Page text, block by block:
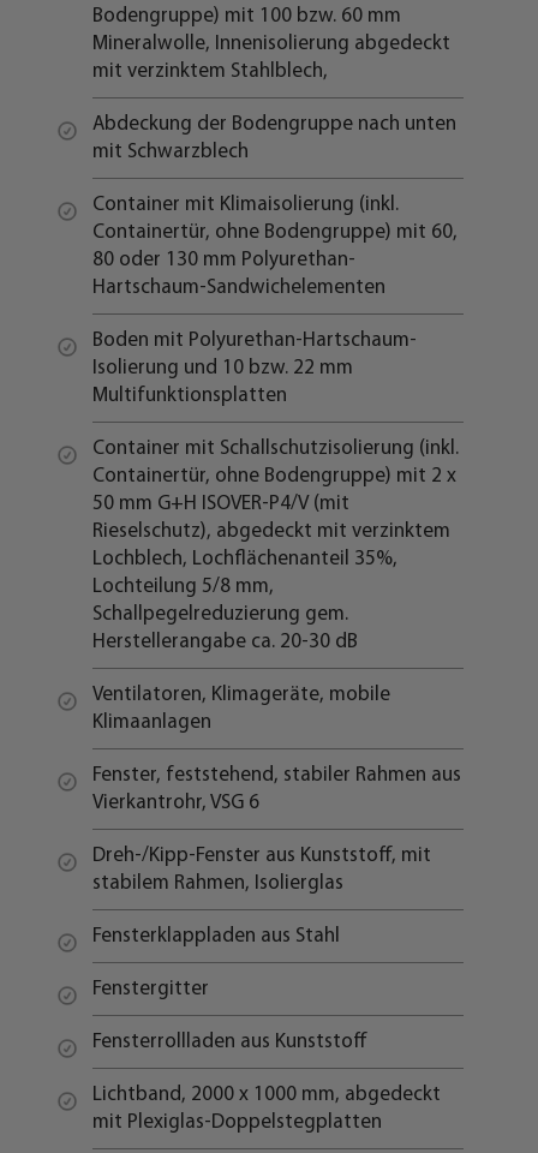
Bodengruppe) mit 100 bzw. 60 mm
Mineralwolle, Innenisolierung abgedeckt
mit verzinktem Stahlblech,
Abdeckung der Bodengruppe nach unten
mit Schwarzblech
Container mit Klimaisolierung (inkl.
Containertür, ohne Bodengruppe) mit 60,
80 oder 130 mm Polyurethan-
Hartschaum-Sandwichelementen
Boden mit Polyurethan-Hartschaum-
Isolierung und 10 bzw. 22 mm
Multifunktionsplatten
Container mit Schallschutzisolierung (inkl.
Containertür, ohne Bodengruppe) mit 2 x
50 mm G+H ISOVER-P4/V (mit
Rieselschutz), abgedeckt mit verzinktem
Lochblech, Lochflächenanteil 35%,
Lochteilung 5/8 mm,
Schallpegelreduzierung gem.
Herstellerangabe ca. 20-30 dB
Ventilatoren, Klimageräte, mobile
Klimaanlagen
Fenster, feststehend, stabiler Rahmen aus
Vierkantrohr, VSG 6
Dreh-/Kipp-Fenster aus Kunststoff, mit
stabilem Rahmen, Isolierglas
Fensterklappladen aus Stahl
Fenstergitter
Fensterrollladen aus Kunststoff
Lichtband, 2000 x 1000 mm, abgedeckt
mit Plexiglas-Doppelstegplatten